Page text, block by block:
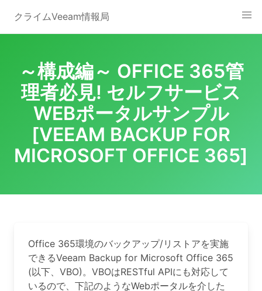
content
クライムVeeam情報局
～構成編～ OFFICE 365管
理者必見! セルフサービス
WEBポータルサンプル
[VEEAM BACKUP FOR
MICROSOFT OFFICE 365]
Office 365環境のバックアップ/リストアを実施
できるVeeam Backup for Microsoft Office 365
(以下、VBO)。VBOはRESTful APIにも対応して
いるので、下記のようなWebポータルを介した